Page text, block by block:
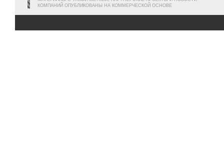
КОМПАНИЙ ОПУБЛИКОВАНЫ НА КОММЕРЧЕСКОЙ ОСНОВЕ